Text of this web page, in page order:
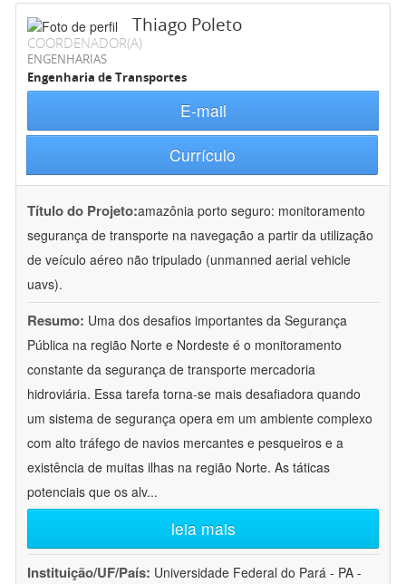
Thiago Poleto
COORDENADOR(A)
ENGENHARIAS
Engenharia de Transportes
E-mail
Currículo
Título do Projeto:amazônia porto seguro: monitoramento
segurança de transporte na navegação a partir da utilização
de veículo aéreo não tripulado (unmanned aerial vehicle
uavs).
Resumo: Uma dos desafios importantes da Segurança
Pública na região Norte e Nordeste é o monitoramento
constante da segurança de transporte mercadoria
hidroviária. Essa tarefa torna-se mais desafiadora quando
um sistema de segurança opera em um ambiente complexo
com alto tráfego de navios mercantes e pesqueiros e a
existência de muitas ilhas na região Norte. As táticas
potenciais que os alv...
leia mais
Instituição/UF/País: Universidade Federal do Pará - PA -